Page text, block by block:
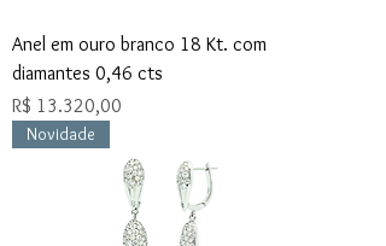
Anel em ouro branco 18 Kt. com
diamantes 0,46 cts
Preço
R$ 13.320,00
Novidade